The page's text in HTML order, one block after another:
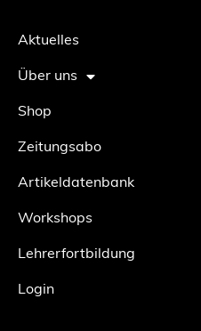
Aktuelles
Über uns
Shop
Zeitungsabo
Artikeldatenbank
Workshops
Lehrerfortbildung
Login